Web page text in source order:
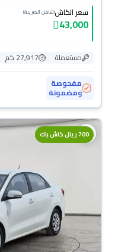
سعر الكاش(شامل الضريبة)
43,000
مستعملة 27,917 كم
مفحوصة
ومضمونة
700 ريال كاش باك